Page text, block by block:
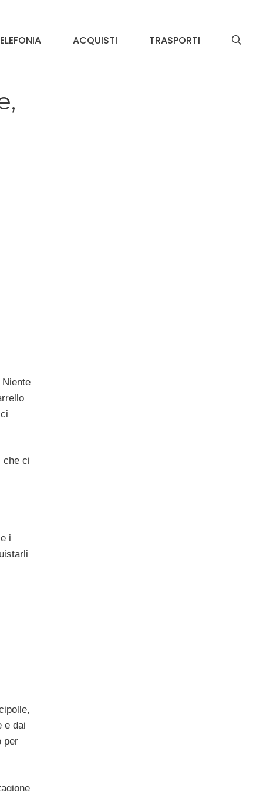
ACQUISTI TRASPORTI
che ci
i
e dai
per